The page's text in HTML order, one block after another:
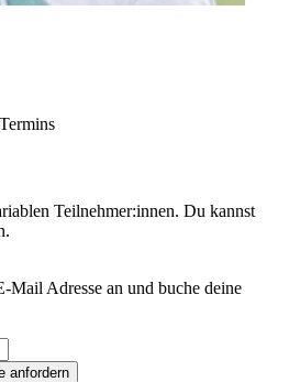
Teilnehmer:innen. Du kannst
Mail Adresse an und buche deine
anfordern